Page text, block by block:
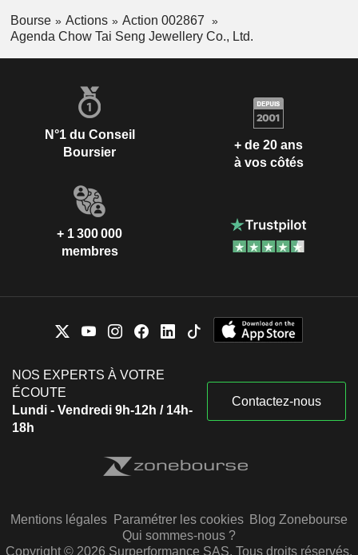
Bourse Actions
Action 002867
Agenda Chow Tai Seng Jewellery Co., Ltd.
N°1 du Conseil
Boursier
+ de 20 ans
à vos côtés
+ 1 300 000
membres
NOS EXPERTS À VOTRE
ÉCOUTE
Lundi - Vendredi 9h-12h / 14h-
18h
Contactez-nous
Mentions légales Paramétrer les cookies Blog Zonebourse
Qui sommes-nous ?
Copyright © 2026 Surperformance SAS. Tous droits réservés.